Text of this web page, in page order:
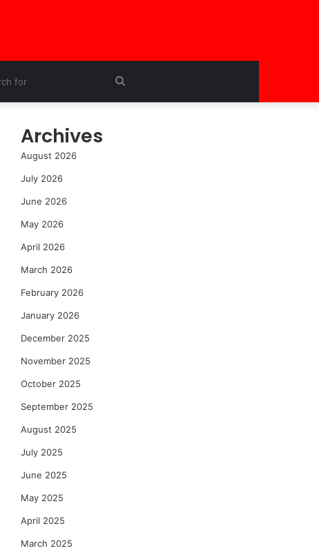
Archives
August 2026
July 2026
June 2026
May 2026
April 2026
March 2026
February 2026
January 2026
December 2025
November 2025
October 2025
September 2025
August 2025
July 2025
June 2025
May 2025
April 2025
March 2025